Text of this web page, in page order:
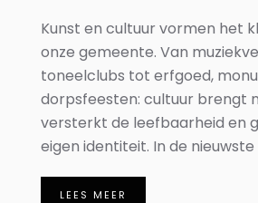
Kunst en cultuur vormen het
onze gemeente. Van
toneelclubs tot erfgoed,
dorpsfeesten: cultuur brengt
versterkt de leefbaarheid en
eigen identiteit. In de
LEES MEER